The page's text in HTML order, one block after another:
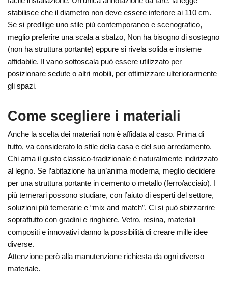
stabilisce che il diametro non deve essere inferiore ai 110 cm.
Se si predilige uno stile più contemporaneo e scenografico,
meglio preferire una scala a sbalzo, Non ha bisogno di sostegno
(non ha struttura portante) eppure si rivela solida e insieme
affidabile. Il vano sottoscala può essere utilizzato per
posizionare sedute o altri mobili, per ottimizzare ulteriorarmente
gli spazi.
Come scegliere i materiali
Anche la scelta dei materiali non è affidata al caso. Prima di
tutto, va considerato lo stile della casa e del suo arredamento.
Chi ama il gusto classico-tradizionale è naturalmente indirizzato
al legno. Se l’abitazione ha un’anima moderna, meglio decidere
per una struttura portante in cemento o metallo (ferro/acciaio). I
più temerari possono studiare, con l’aiuto di esperti del settore,
soluzioni più temerarie e “mix and match”. Ci si può sbizzarrire
soprattutto con gradini e ringhiere. Vetro, resina, materiali
compositi e innovativi danno la possibilità di creare mille idee
diverse.
Attenzione però alla manutenzione richiesta da ogni diverso
materiale.